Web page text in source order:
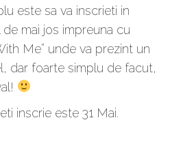
este sa va inscrieti in
mai jos impreuna cu
Me” unde va prezint un
dar foarte simplu de facut,
inscrie este 31 Mai.